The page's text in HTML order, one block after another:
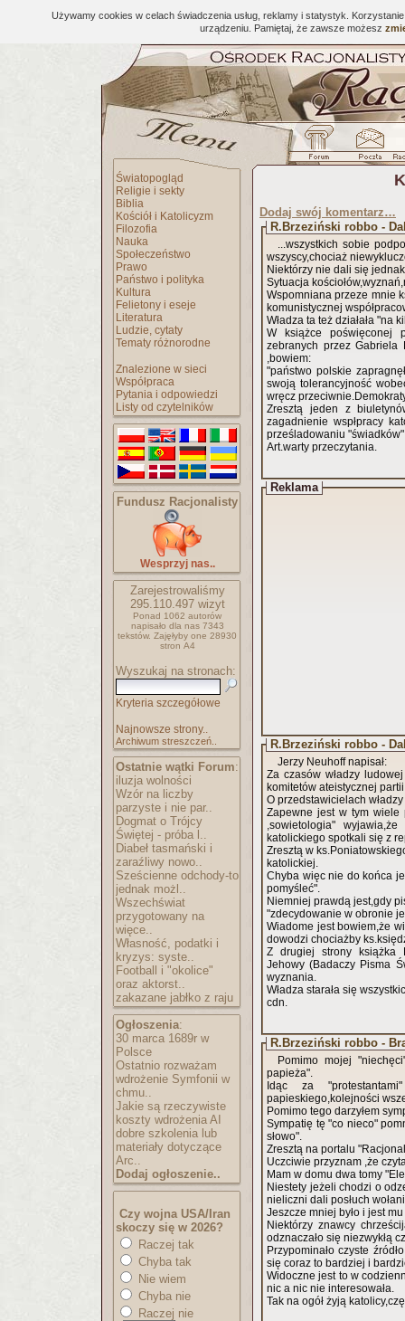
Używamy cookies w celach świadczenia usług, reklamy i statystyk.
urządzeniu. Pamiętaj, że zawsze możesz
Światopogląd
Religie i sekty
Biblia
Kościół i Katolicyzm
Filozofia
Nauka
Społeczeństwo
Prawo
Państwo i polityka
Kultura
Felietony i eseje
Literatura
Ludzie, cytaty
Tematy różnorodne
Znalezione w sieci
Współpraca
Pytania i odpowiedzi
Listy od czytelników
Fundusz Racjonalisty
Wesprzyj nas..
Zarejestrowaliśmy
295.110.497wizyt
Ponad 1062 autorów
napisało dla nas 7343
tekstów. Zajęłyby one 28930
stron A4
Wyszukaj na stronach:
Kryteria szczegółowe
Najnowsze strony..
Archiwum streszczeń..
Ostatnie wątki Forum:
iluzja wolności
Wzór na liczby
parzyste i nie par..
Dogmat o Trójcy
Świętej - próba l..
Diabeł tasmański i
zaraźliwy nowo..
Sześcienne odchody-to
jednak możl..
Wszechświat
przygotowany na
więce..
Własność, podatki i
kryzys: syste..
Football i "okolice"
oraz aktorst..
zakazane jabłko z raju
Ogłoszenia:
30 marca 1689r w
Polsce
Ostatnio rozważam
wdrożenie Symfonii w
chmu..
Jakie są rzeczywiste
koszty wdrożenia AI
dobre szkolenia lub
materiały dotyczące
Arc..
Dodaj ogłoszenie..
Czy wojna USA/Iran
skoczy się w 2026?
Raczej tak
Chyba tak
Nie wiem
Chyba nie
Raczej nie
Dodaj swój komentarz…
R.Brzeziński robbo -
...wszystkich sobie
wszyscy,chociaż
Niektórzy nie dali się
Sytuacja
Wspomniana przeze mnie
komunistycznej
Władza ta też działała
W książce poświęconej
zebranych przez Gabriela
,bowiem:
"państwo polskie
swoją tolerancyjność
wręcz
Zresztą jeden z
zagadnienie wspłpracy
prześladowaniu
Art.warty przeczytania.
Reklama
R.Brzeziński robbo -
Jerzy Neuhoff napisał:
Za czasów władzy
komitetów ateistycznej
O przedstawicielach
Zapewne jest w tym wiele
,sowietologia"
katolickiego spotkali się z
Zresztą w
katolickiej.
Chyba więc nie do końca
pomyśleć".
Niemniej prawdą jest,gdy
"zdecydowanie w obronie
Wiadome jest bowiem,że
dowodzi chociażby
Z drugiej strony książka
Jehowy (Badaczy Pisma
wyznania.
Władza starała się
cdn.
R.Brzeziński robbo -
Pomimo mojej
papieża".
Idąc za
papieskiego,kolejności
Pomimo tego darzyłem
Sympatię tę "co nieco"
słowo".
Zresztą na portalu
Uczciwie przyznam ,że
Mam w domu dwa tomy
Niestety jeżeli chodzi o
nieliczni dali posłuch
Jeszcze mniej było i jest
Niektórzy znawcy
odznaczało się niezwykłą
Przypominało czyste
się coraz to bardziej i
Widoczne jest to w
nic a nic nie interesowała.
Tak na ogół żyją